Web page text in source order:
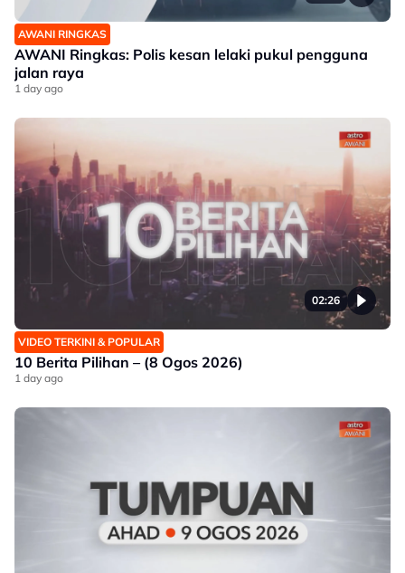
AWANI RINGKAS
AWANI Ringkas: Polis kesan lelaki pukul pengguna
jalan raya
1 day ago
02:26
VIDEO TERKINI & POPULAR
10 Berita Pilihan – (8 Ogos 2026)
1 day ago